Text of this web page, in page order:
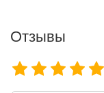
Отзывы